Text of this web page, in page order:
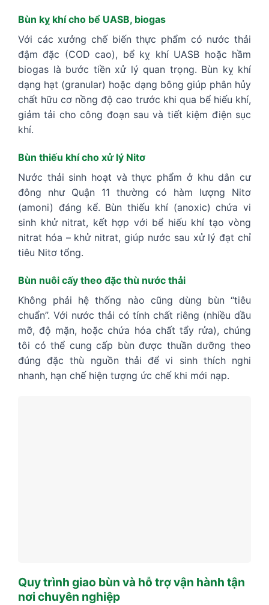
Bùn kỵ khí cho bể UASB, biogas
Với các xưởng chế biến thực phẩm có nước thải
đậm đặc (COD cao), bể kỵ khí UASB hoặc hầm
biogas là bước tiền xử lý quan trọng. Bùn kỵ khí
dạng hạt (granular) hoặc dạng bông giúp phân hủy
chất hữu cơ nồng độ cao trước khi qua bể hiếu khí,
giảm tải cho công đoạn sau và tiết kiệm điện sục
khí.
Bùn thiếu khí cho xử lý Nitơ
Nước thải sinh hoạt và thực phẩm ở khu dân cư
đông như Quận 11 thường có hàm lượng Nitơ
(amoni) đáng kể. Bùn thiếu khí (anoxic) chứa vi
sinh khử nitrat, kết hợp với bể hiếu khí tạo vòng
nitrat hóa – khử nitrat, giúp nước sau xử lý đạt chỉ
tiêu Nitơ tổng.
Bùn nuôi cấy theo đặc thù nước thải
Không phải hệ thống nào cũng dùng bùn “tiêu
chuẩn”. Với nước thải có tính chất riêng (nhiều dầu
mỡ, độ mặn, hoặc chứa hóa chất tẩy rửa), chúng
tôi có thể cung cấp bùn được thuần dưỡng theo
đúng đặc thù nguồn thải để vi sinh thích nghi
nhanh, hạn chế hiện tượng ức chế khi mới nạp.
Quy trình giao bùn và hỗ trợ vận hành tận
nơi chuyên nghiệp